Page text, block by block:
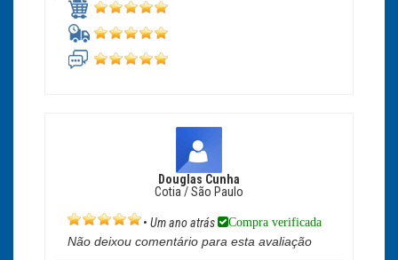
Douglas Cunha
Cotia / São Paulo
• Um ano atrás Compra verificada
Não deixou comentário para esta avaliação